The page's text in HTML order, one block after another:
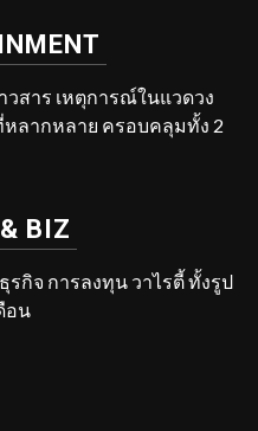
สาร เหตุการณ์ในแวดวง
ลากหลาย ครอบคลุมทั้ง 2
BIZ
รกิจ การลงทุน วาไรตี้ ทั้งรูป
อน